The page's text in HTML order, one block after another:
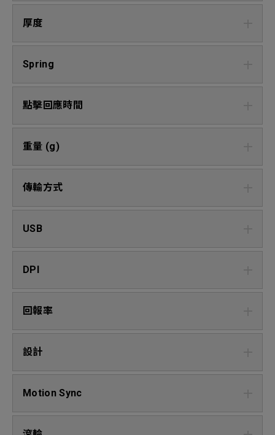
厚度
Spring
點擊回應時間
重量 (g)
傳輸方式
USB
DPI
回報率
設計
Motion Sync